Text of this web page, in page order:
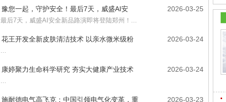
2026-03-25
豫您一起，守护安全！最后7天，威盛AI安
最后7天，威盛AI安全新品路演即将登陆郑州！...
2026-03-24
花王开发全新皮肤清洁技术 以亲水微米级粉
...
2026-03-24
康婷聚力生命科学研究 夯实大健康产业技术
...
2026-03-23
施耐德电气高飞克：中国引领电气化变革，重